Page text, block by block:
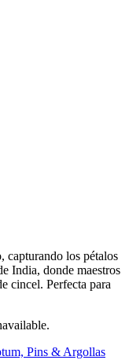
capturando los pétalos
India, donde maestros
cincel. Perfecta para
Pins & Argollas